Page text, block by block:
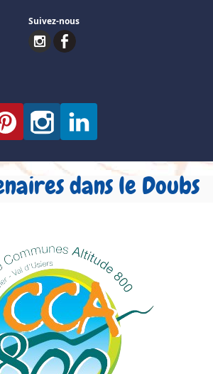
Suivez-nous
dans le Doubs